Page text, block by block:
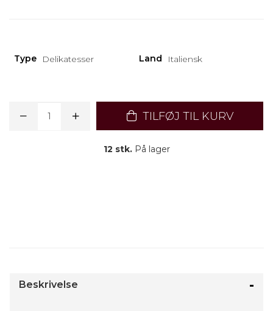
Type Delikatesser Land Italiensk
TILFØJ TIL KURV
12 stk.På lager
Beskrivelse